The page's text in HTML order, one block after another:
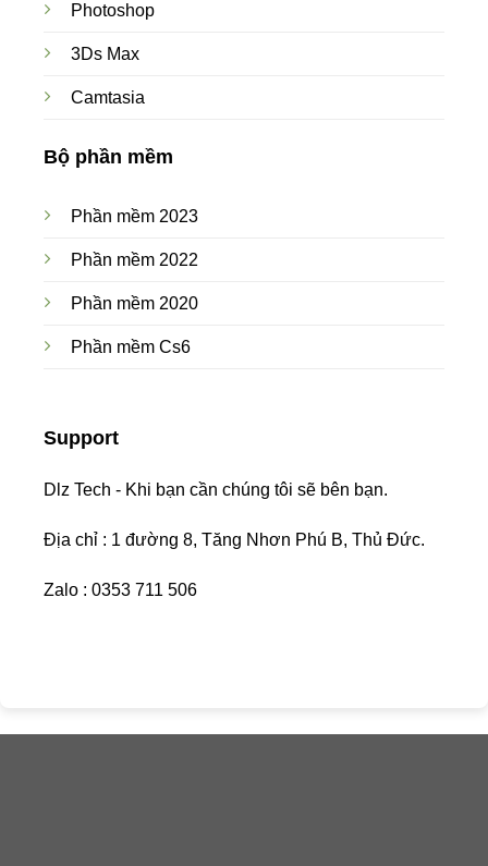
Photoshop
3Ds Max
Camtasia
Bộ phần mềm
Phần mềm 2023
Phần mềm 2022
Phần mềm 2020
Phần mềm Cs6
Support
Dlz Tech - Khi bạn cần chúng tôi sẽ bên bạn.
Địa chỉ : 1 đường 8, Tăng Nhơn Phú B, Thủ Đức.
Zalo : 0353 711 506